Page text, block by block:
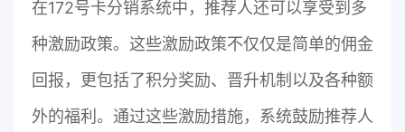
在172号卡分销系统中，推荐人还可以享受到多
种激励政策。这些激励政策不仅仅是简单的佣金
回报，更包括了积分奖励、晋升机制以及各种额
外的福利。通过这些激励措施，系统鼓励推荐人